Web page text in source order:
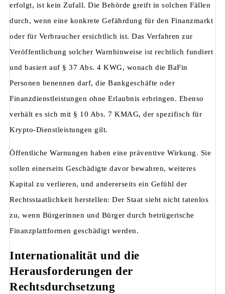
erfolgt, ist kein Zufall. Die Behörde greift in solchen Fällen
durch, wenn eine konkrete Gefährdung für den Finanzmarkt
oder für Verbraucher ersichtlich ist. Das Verfahren zur
Veröffentlichung solcher Warnhinweise ist rechtlich fundiert
und basiert auf § 37 Abs. 4 KWG, wonach die BaFin
Personen benennen darf, die Bankgeschäfte oder
Finanzdienstleistungen ohne Erlaubnis erbringen. Ebenso
verhält es sich mit § 10 Abs. 7 KMAG, der spezifisch für
Krypto-Dienstleistungen gilt.
Öffentliche Warnungen haben eine präventive Wirkung. Sie
sollen einerseits Geschädigte davor bewahren, weiteres
Kapital zu verlieren, und andererseits ein Gefühl der
Rechtsstaatlichkeit herstellen: Der Staat sieht nicht tatenlos
zu, wenn Bürgerinnen und Bürger durch betrügerische
Finanzplattformen geschädigt werden.
Internationalität und die
Herausforderungen der
Rechtsdurchsetzung